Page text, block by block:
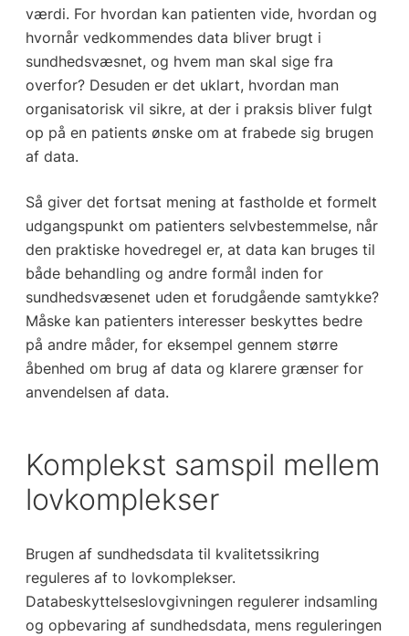
værdi. For hvordan kan patienten vide, hvordan og
hvornår vedkommendes data bliver brugt i
sundhedsvæsnet, og hvem man skal sige fra
overfor? Desuden er det uklart, hvordan man
organisatorisk vil sikre, at der i praksis bliver fulgt
op på en patients ønske om at frabede sig brugen
af data.
Så giver det fortsat mening at fastholde et formelt
udgangspunkt om patienters selvbestemmelse, når
den praktiske hovedregel er, at data kan bruges til
både behandling og andre formål inden for
sundhedsvæsenet uden et forudgående samtykke?
Måske kan patienters interesser beskyttes bedre
på andre måder, for eksempel gennem større
åbenhed om brug af data og klarere grænser for
anvendelsen af data.
Komplekst samspil mellem
lovkomplekser
Brugen af sundhedsdata til kvalitetssikring
reguleres af to lovkomplekser.
Databeskyttelseslovgivningen regulerer indsamling
og opbevaring af sundhedsdata, mens reguleringen